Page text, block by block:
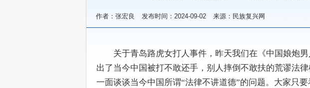
作者：张宏良 发布时间：2024-09-02 来源：民族复兴网
关于青岛路虎女打人事件，昨天我们在《中国娘炮男
出了当今中国被打不敢还手，别人摔倒不敢扶的荒谬法
一面谈谈当今中国所谓“法律不讲道德”的问题。大家只